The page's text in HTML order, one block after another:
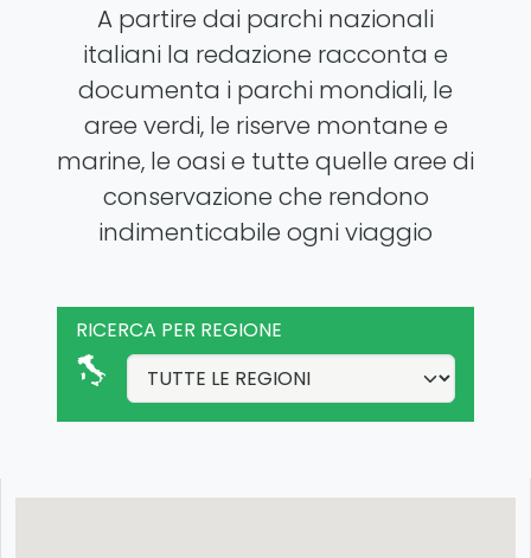
A partire dai parchi nazionali
italiani la redazione racconta e
documenta i parchi mondiali, le
aree verdi, le riserve montane e
marine, le oasi e tutte quelle aree di
conservazione che rendono
indimenticabile ogni viaggio
RICERCA PER REGIONE